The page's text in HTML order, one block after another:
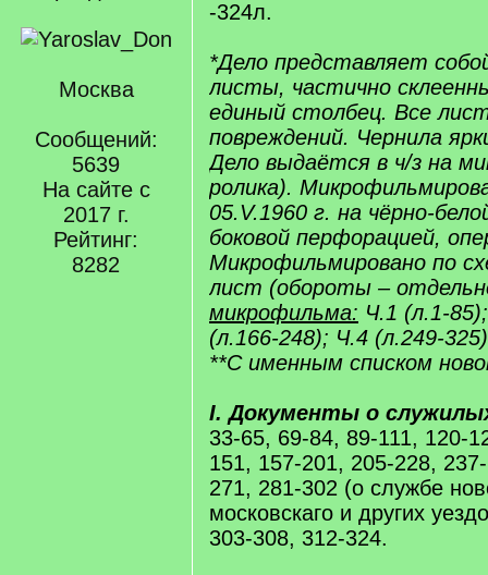
Москва
Сообщений:
5639
На сайте с
2017 г.
Рейтинг:
8282
-324л.
*Дело представляет
листы, частично
единый столбец. Все
повреждений. Чернила
Дело выдаётся в ч/з на
ролика).
05.V.1960 г. на чёрно-
боковой перфорацией,
Микрофильмировано по
лист (обороты –
микрофильма: Ч.1 (л.1-
(л.166-248); Ч.4 (л.249-
**С именным списком
I. Документы о
33-65, 69-84, 89-111, 120-
151, 157-201, 205-228,
271, 281-302 (о службе
московскаго и других
303-308, 312-324.